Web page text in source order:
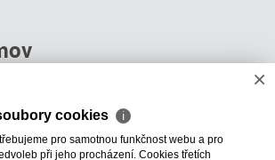
×
cookies ℹ
pro samotnou funkčnost webu a pro
při jeho procházení. Cookies třetích